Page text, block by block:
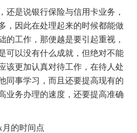
还是说银行保险与信用卡业务，
，因此在处理起来的时候都能做
的工作，那便越是要引起重视，
可以没有什么成就，但绝对不能
该更加认真对待工作，在待人处
同事学习，而且还要提高现有的
业务办理的速度，还要提高准确
的时间点